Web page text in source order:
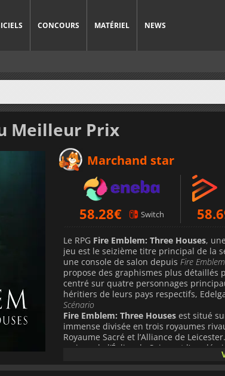
CONCOURS MATÉRIEL NEWS
Meilleur Prix
Marchand star
58.28€ Switch
Le RPG Fire Emblem: Three Houses,
jeu est le seizième titre principal de la
une console de salon depuis Fire
propose des graphismes plus détaillés
centré sur quatre personnages
héritiers de leurs pays respectifs,
Scénario
Fire Emblem: Three Houses est situé
immense divisée en trois royaumes
Royaume Sacré et l’Alliance de
maison de l’Église de Seiros et
L'académie compte trois maisons,
pays respectifs: les Black Eagles, les